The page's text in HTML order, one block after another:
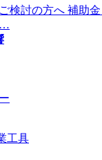
検討の方へ 補助
…
工具